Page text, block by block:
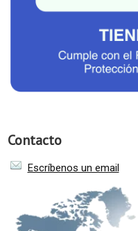
Contacto
Escríbenos un email